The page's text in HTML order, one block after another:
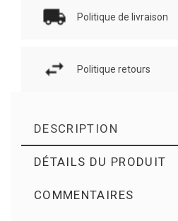
Politique de livraison
Politique retours
DESCRIPTION
DÉTAILS DU PRODUIT
COMMENTAIRES